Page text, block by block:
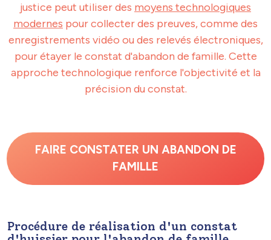
justice peut utiliser des moyens technologiques
modernes pour collecter des preuves, comme des
enregistrements vidéo ou des relevés électroniques,
pour étayer le constat d'abandon de famille. Cette
approche technologique renforce l'objectivité et la
précision du constat.
FAIRE CONSTATER UN ABANDON DE
FAMILLE
Procédure de réalisation d'un constat